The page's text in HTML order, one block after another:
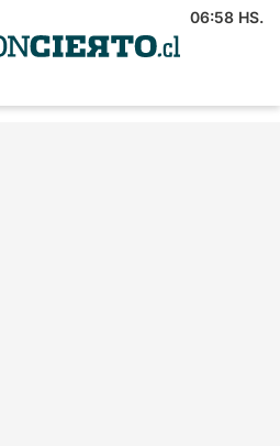
06:58 HS.